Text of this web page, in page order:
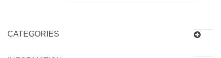
CATEGORIES